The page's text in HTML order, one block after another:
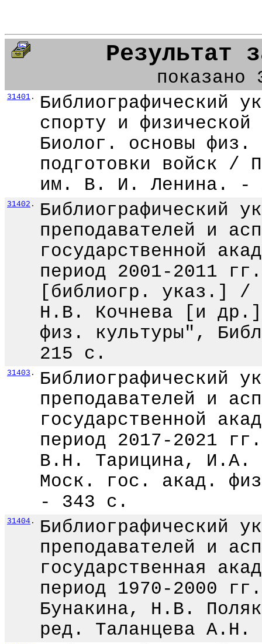
Результат
показано
31401 .
Библиографический
спорту и
Биолог. основы
подготовки войск /
им. В. И. Ленина.
31402 .
Библиографический
преподавателей и
государственной
период 2001-2011
[библиогр. указ.] /
Н.В. Кочнева [и
физ. культуры",
215 с.
31403 .
Библиографический
преподавателей и
государственной
период 2017-2021
В.Н. Тарицина, И.А.
Моск. гос. акад.
- 343 с.
31404 .
Библиографический
преподавателей и
государственная
период 1970-2000
Бунакина, Н.В.
ред. Таланцева